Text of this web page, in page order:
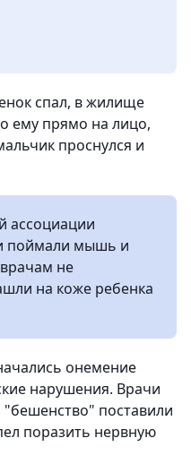
спал, в жилище
ему прямо на лицо,
проснулся и
ассоциации
поймали мышь и
не
на коже ребенка
онемение
нарушения. Врачи
"бешенство" поставили
поразить нервную